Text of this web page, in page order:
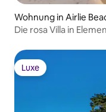
Wohnung in Airlie
Die rosa Villa in
Luxe
Luxe